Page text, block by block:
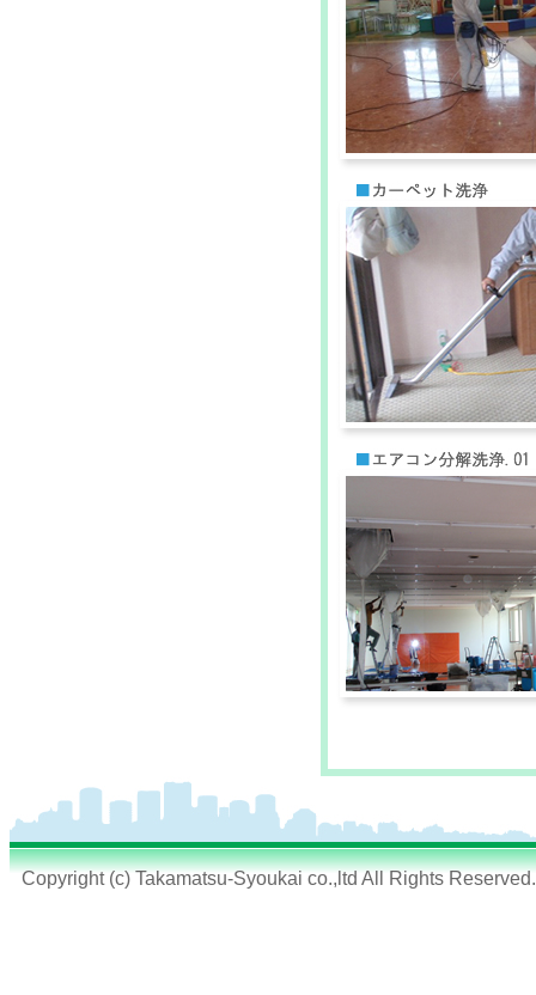
Copyright (c) Takamatsu-Syoukai co.,ltd All Rights Reserved.